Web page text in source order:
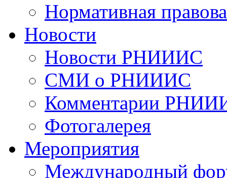
Нормативная
Новости
Новости РНИИИС
СМИ о РНИИИС
Комментарии
Фотогалерея
Мероприятия
Международный